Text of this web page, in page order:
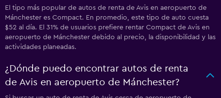
El tipo más popular de autos de renta de Avis en aeropuerto de
Mánchester es Compact. En promedio, este tipo de auto cuesta
$52 al día. El 31% de usuarios prefiere rentar Compact de Avis en
aeropuerto de Mánchester debido al precio, la disponibilidad y las
actividades planeadas.
¿Dónde puedo encontrar autos de renta
de Avis en aeropuerto de Mánchester?